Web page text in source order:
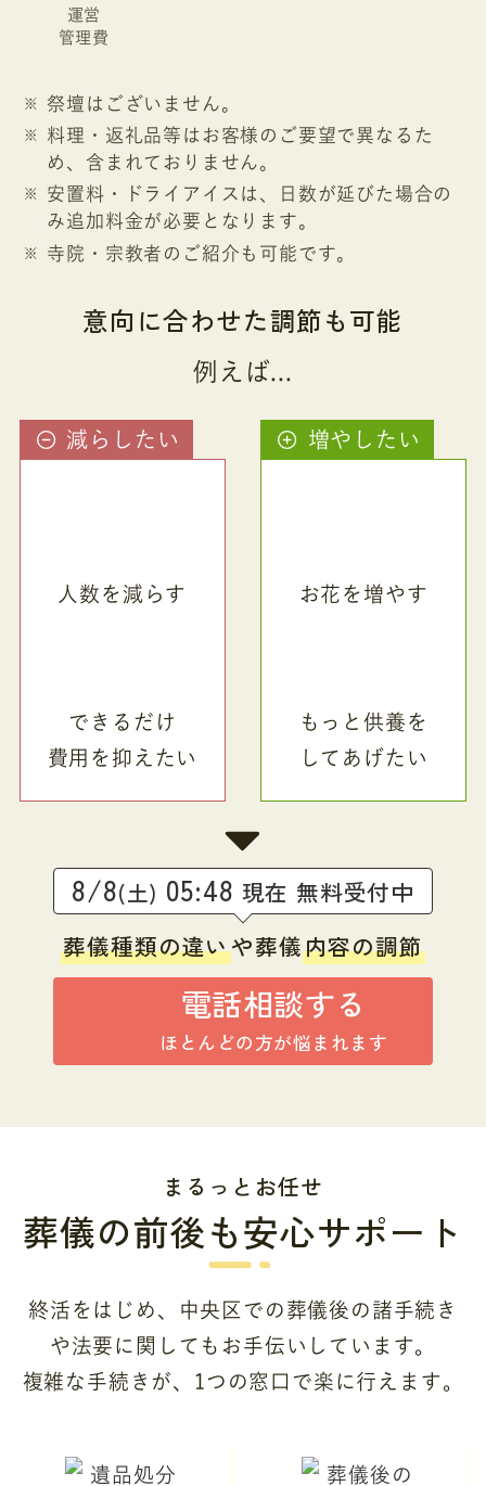
運営
管理費
祭壇はございません。
料理・返礼品等はお客様のご要望で異なるた
め、含まれておりません。
安置料・ドライアイスは、日数が延びた場合の
み追加料金が必要となります。
寺院・宗教者のご紹介も可能です。
意向に合わせた調節も可能
例えば...
減らしたい
人数を減らす
できるだけ
費用を抑えたい
増やしたい
お花を増やす
もっと供養を
してあげたい
8/8(土) 05:48 現在 無料受付中
葬儀種類の違いや葬儀内容の調節
電話相談する
ほとんどの方が悩まれます
まるっとお任せ
葬儀の前後も安心サポート
終活をはじめ、中央区での葬儀後の諸手続き
や法要に関してもお手伝いしています。
複雑な手続きが、1つの窓口で楽に行えます。